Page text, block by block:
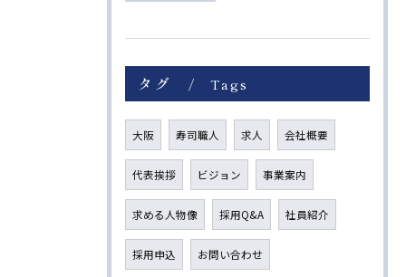
タグ Tags
大阪 寿司職人 求人 会社概要
代表挨拶 ビジョン 事業案内
求める人物像 採用Q&A 社員紹介
採用申込 お問い合わせ